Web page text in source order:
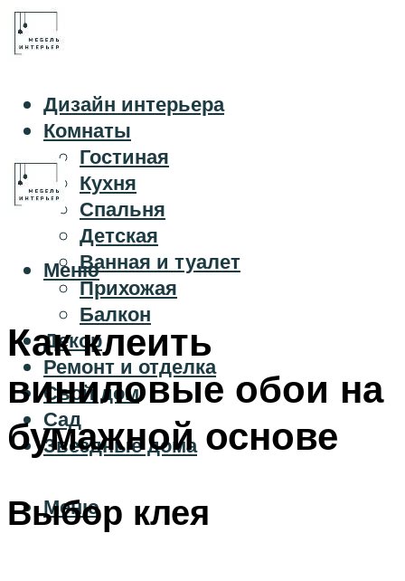
Дизайн интерьера
Комнаты
Гостиная
Кухня
Спальня
Детская
Ванная и туалет
Прихожая
Балкон
Декор
Ремонт и отделка
Свой дом
Сад
Звездные дома
Меню
Меню
Как клеить
виниловые обои на
бумажной основе
Выбор клея